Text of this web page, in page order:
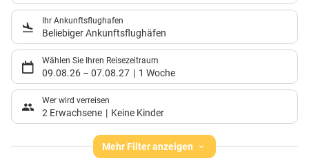
Ihr Ankunftsflughafen
Beliebiger Ankunftsflughäfen
Wählen Sie Ihren Reisezeitraum
09.08.26 – 07.08.27 1 Woche
Wer wird verreisen
2 Erwachsene Keine Kinder
Mehr Filter anzeigen